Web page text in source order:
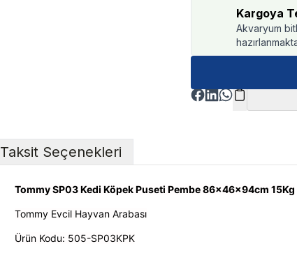
Kargoya
Akvaryum
Taksit Seçenekleri
Tommy SP03 Kedi Köpek Puseti Pembe 86x46x94cm 15Kg
Tommy Evcil Hayvan Arabası
Ürün Kodu: 505-SP03KPK